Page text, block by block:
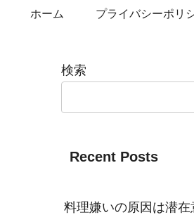
ホーム プライバシーポリ
検索
Recent Posts
料理嫌いの原因は潜在